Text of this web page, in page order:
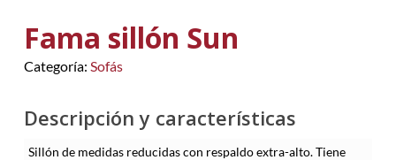
Fama sillón Sun
Categoría: Sofás
Descripción y características
Sillón de medidas reducidas con respaldo extra-alto. Tiene